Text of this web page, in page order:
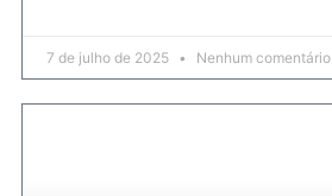
7 de julho de 2025 Nenhum comentário